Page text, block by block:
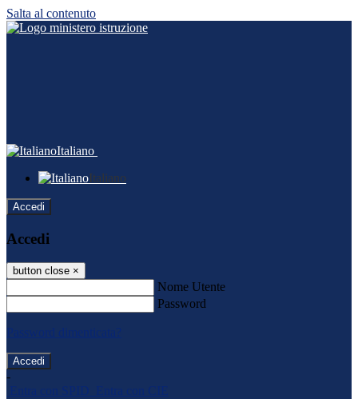
Salta al contenuto
Italiano
Italiano
Accedi
Accedi
button close ×
Nome Utente
Password
Password dimenticata?
-
Entra con SPID
Entra con CIE